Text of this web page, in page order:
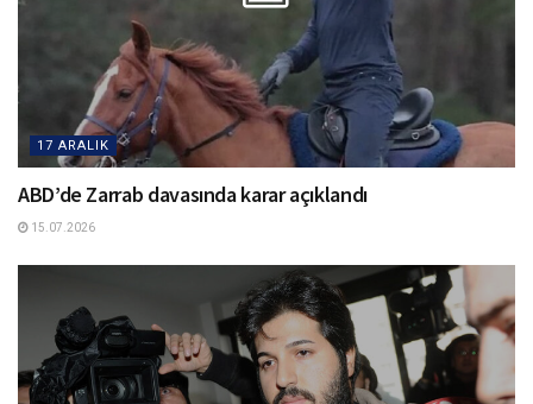
17 ARALIK
ABD’de Zarrab davasında karar açıklandı
15.07.2026